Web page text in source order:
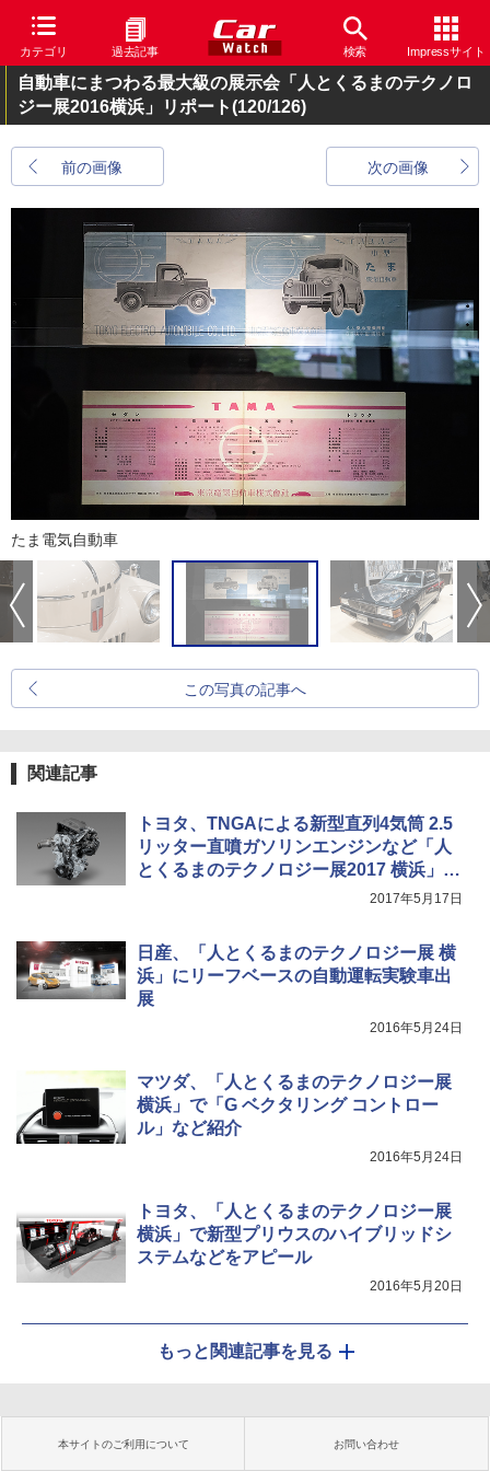
カテゴリ 過去記事 検索 Impressサイト
自動車にまつわる最大級の展示会「人とくるまのテクノロ
ジー展2016横浜」リポート(120/126)
前の画像 次の画像
たま電気自動車
この写真の記事へ
関連記事
トヨタ、TNGAによる新型直列4気筒 2.5
リッター直噴ガソリンエンジンなど「人
とくるまのテクノロジー展2017 横浜」に
2017年5月17日
日産、「人とくるまのテクノロジー展 横
浜」にリーフベースの自動運転実験車出
展
2016年5月24日
マツダ、「人とくるまのテクノロジー展
横浜」で「G ベクタリング コントロー
ル」など紹介
2016年5月24日
トヨタ、「人とくるまのテクノロジー展
横浜」で新型プリウスのハイブリッドシ
ステムなどをアピール
2016年5月20日
もっと関連記事を見る
本サイトのご利用について お問い合わせ